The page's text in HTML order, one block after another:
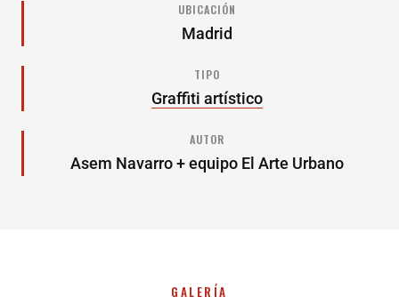
UBICACIÓN
Madrid
TIPO
Graffiti artístico
AUTOR
Asem Navarro + equipo El Arte Urbano
GALERÍA